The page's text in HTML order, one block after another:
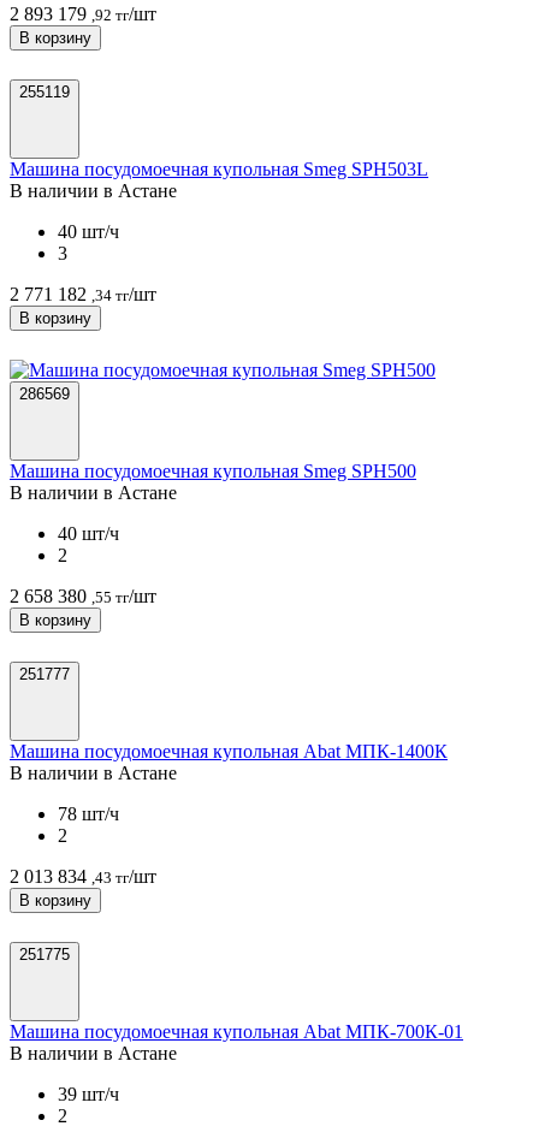
2 893 179 ,92 тг/шт
В корзину
255119
Машина посудомоечная купольная Smeg SPH503L
В наличии в Астанe
40 шт/ч
3
2 771 182 ,34 тг/шт
В корзину
286569
Машина посудомоечная купольная Smeg SPH500
В наличии в Астанe
40 шт/ч
2
2 658 380 ,55 тг/шт
В корзину
251777
Машина посудомоечная купольная Abat МПК-1400К
В наличии в Астанe
78 шт/ч
2
2 013 834 ,43 тг/шт
В корзину
251775
Машина посудомоечная купольная Abat МПК-700К-01
В наличии в Астанe
39 шт/ч
2